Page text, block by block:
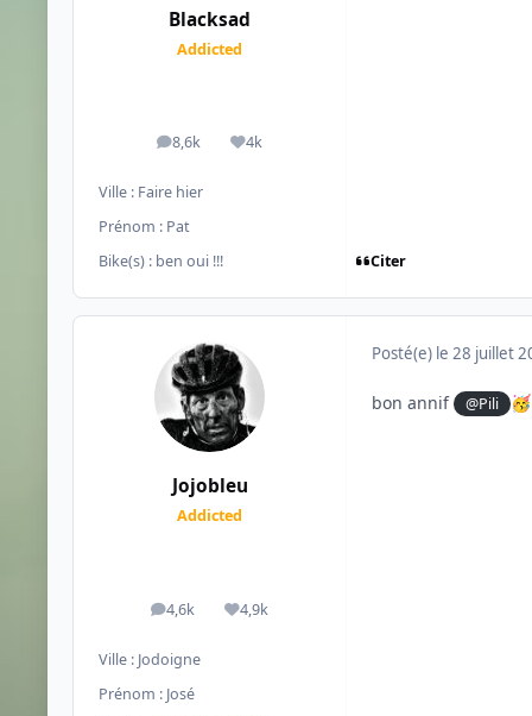
Blacksad
Addicted
8,6k
messages4k
Réputation
Ville : Faire hier
Prénom : Pat
Bike(s) : ben oui !!! Citer
Jojobleu
Addicted
4,6k
messages4,9k
Réputation
Ville : Jodoigne
Prénom : José
Posté(e) le 28 juillet
bon annif @Pili 🥳